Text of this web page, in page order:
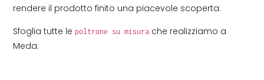
rendere il prodotto finito una piacevole scoperta.
Sfoglia tutte lepoltrone su misura che realizziamo a
Meda.